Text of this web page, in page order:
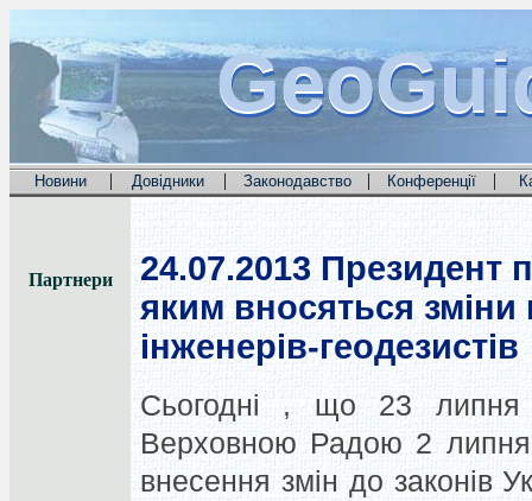
Новини | Довідники | Законодавство | Конференції |
Партнери 24.07.2013 Президент
яким вносяться зміни
інженерів-геодезистів
Сьогодні , що 23 липня
Верховною Радою 2
внесення змін до законів